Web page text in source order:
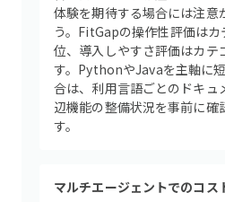
体験を期待する場合には注意
う。FitGapの操作性評価は
位、導入しやすさ評価はカテ
す。PythonやJavaを主軸に
合は、利用言語ごとのドキュ
辺機能の整備状況を事前に確
す。
マルチエージェントでのコス